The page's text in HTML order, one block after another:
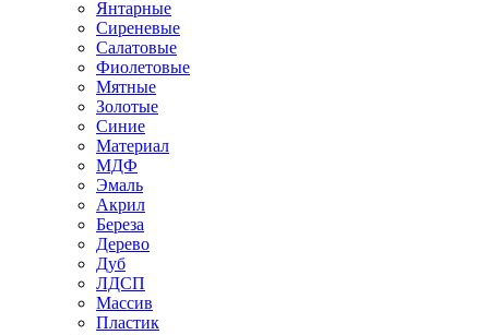
Янтарные
Сиреневые
Салатовые
Фиолетовые
Мятные
Золотые
Синие
Материал
МДФ
Эмаль
Акрил
Береза
Дерево
Дуб
ЛДСП
Массив
Пластик